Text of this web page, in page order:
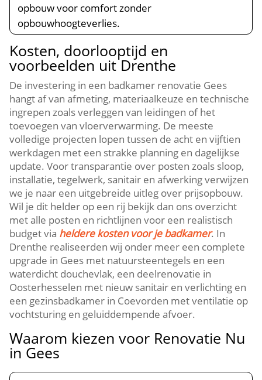
opbouw voor comfort zonder
opbouwhoogteverlies.
Kosten, doorlooptijd en
voorbeelden uit Drenthe
De investering in een badkamer renovatie Gees
hangt af van afmeting, materiaalkeuze en technische
ingrepen zoals verleggen van leidingen of het
toevoegen van vloerverwarming. De meeste
volledige projecten lopen tussen de acht en vijftien
werkdagen met een strakke planning en dagelijkse
update. Voor transparantie over posten zoals sloop,
installatie, tegelwerk, sanitair en afwerking verwijzen
we je naar een uitgebreide uitleg over prijsopbouw.
Wil je dit helder op een rij bekijk dan ons overzicht
met alle posten en richtlijnen voor een realistisch
budget via heldere kosten voor je badkamer. In
Drenthe realiseerden wij onder meer een complete
upgrade in Gees met natuursteentegels en een
waterdicht douchevlak, een deelrenovatie in
Oosterhesselen met nieuw sanitair en verlichting en
een gezinsbadkamer in Coevorden met ventilatie op
vochtsturing en geluiddempende afvoer.
Waarom kiezen voor Renovatie Nu
in Gees